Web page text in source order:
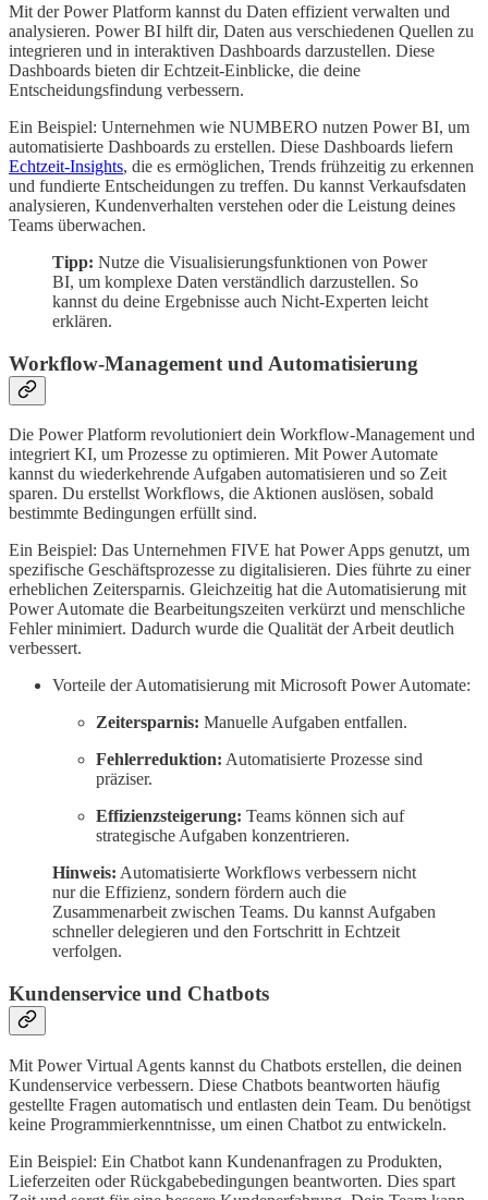
Mit der Power Platform kannst du Daten effizient verwalten und
analysieren. Power BI hilft dir, Daten aus verschiedenen Quellen zu
integrieren und in interaktiven Dashboards darzustellen. Diese
Dashboards bieten dir Echtzeit-Einblicke, die deine
Entscheidungsfindung verbessern.
Ein Beispiel: Unternehmen wie NUMBERO nutzen Power BI, um
automatisierte Dashboards zu erstellen. Diese Dashboards liefern
Echtzeit-Insights, die es ermöglichen, Trends frühzeitig zu erkennen
und fundierte Entscheidungen zu treffen. Du kannst Verkaufsdaten
analysieren, Kundenverhalten verstehen oder die Leistung deines
Teams überwachen.
Tipp: Nutze die Visualisierungsfunktionen von Power
BI, um komplexe Daten verständlich darzustellen. So
kannst du deine Ergebnisse auch Nicht-Experten leicht
erklären.
Workflow-Management und Automatisierung
Die Power Platform revolutioniert dein Workflow-Management und
integriert KI, um Prozesse zu optimieren. Mit Power Automate
kannst du wiederkehrende Aufgaben automatisieren und so Zeit
sparen. Du erstellst Workflows, die Aktionen auslösen, sobald
bestimmte Bedingungen erfüllt sind.
Ein Beispiel: Das Unternehmen FIVE hat Power Apps genutzt, um
spezifische Geschäftsprozesse zu digitalisieren. Dies führte zu einer
erheblichen Zeitersparnis. Gleichzeitig hat die Automatisierung mit
Power Automate die Bearbeitungszeiten verkürzt und menschliche
Fehler minimiert. Dadurch wurde die Qualität der Arbeit deutlich
verbessert.
Vorteile der Automatisierung mit Microsoft Power Automate:
Zeitersparnis: Manuelle Aufgaben entfallen.
Fehlerreduktion: Automatisierte Prozesse sind
präziser.
Effizienzsteigerung: Teams können sich auf
strategische Aufgaben konzentrieren.
Hinweis: Automatisierte Workflows verbessern nicht
nur die Effizienz, sondern fördern auch die
Zusammenarbeit zwischen Teams. Du kannst Aufgaben
schneller delegieren und den Fortschritt in Echtzeit
verfolgen.
Kundenservice und Chatbots
Mit Power Virtual Agents kannst du Chatbots erstellen, die deinen
Kundenservice verbessern. Diese Chatbots beantworten häufig
gestellte Fragen automatisch und entlasten dein Team. Du benötigst
keine Programmierkenntnisse, um einen Chatbot zu entwickeln.
Ein Beispiel: Ein Chatbot kann Kundenanfragen zu Produkten,
Lieferzeiten oder Rückgabebedingungen beantworten. Dies spart